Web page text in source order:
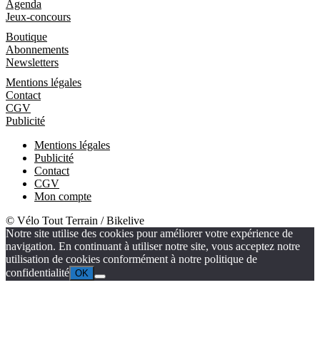
Agenda
Jeux-concours
Boutique
Abonnements
Newsletters
Mentions légales
Contact
CGV
Publicité
Mentions légales
Publicité
Contact
CGV
Mon compte
© Vélo Tout Terrain / Bikelive
Notre site utilise des cookies pour améliorer votre expérience de
navigation. En continuant à utiliser notre site, vous acceptez notre
utilisation de cookies conformément à notre politique de
confidentialité OK